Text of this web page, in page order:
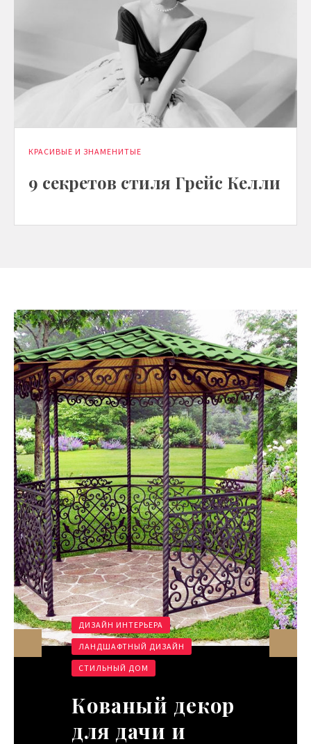
КРАСИВЫЕ И ЗНАМЕНИТЫЕ
9 секретов стиля Грейс Келли
ДИЗАЙН ИНТЕРЬЕРА НОВОЕ
СТИЛЬНЫЙ ДОМ
Интерьер в
скандинавском
стиле:
ДИЗАЙН ИНТЕРЬЕРА
ЛАНДШАФТНЫЙ ДИЗАЙН
СТИЛЬНЫЙ ДОМ
Кованый декор
для дачи и